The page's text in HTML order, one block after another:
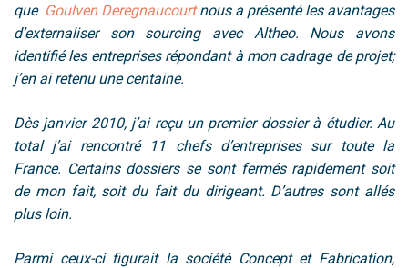
que Goulven Deregnaucourtnous a présenté les avantages
d’externaliser son sourcing avec Altheo. Nous avons
identifié les entreprises répondant à mon cadrage de projet;
j’en ai retenu une centaine.
Dès janvier 2010, j’ai reçu un premier dossier à étudier. Au
total j’ai rencontré 11 chefs d’entreprises sur toute la
France. Certains dossiers se sont fermés rapidement soit
de mon fait, soit du fait du dirigeant. D’autres sont allés
plus loin.
Parmi ceux-ci figurait la société Concept et Fabrication,